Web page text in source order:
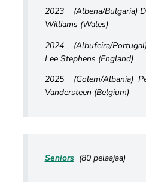
2023 (Albena/Bulgaria)
Williams (Wales)
2024 (Albufeira/Portugal)
Lee Stephens (England)
2025 (Golem/Albania)
Vandersteen (Belgium)
Seniors (80 pelaajaa)